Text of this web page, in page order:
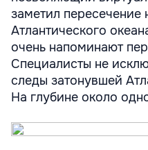
заметил пересечение
Атлантического
очень напоминают
Специалисты не
следы затонувшей
На глубине около